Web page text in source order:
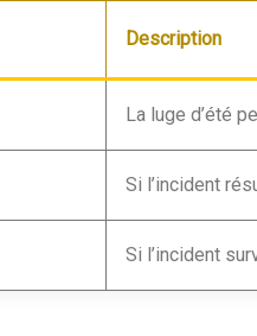
Description
La luge d’été
Si l’incident
Si l’incident